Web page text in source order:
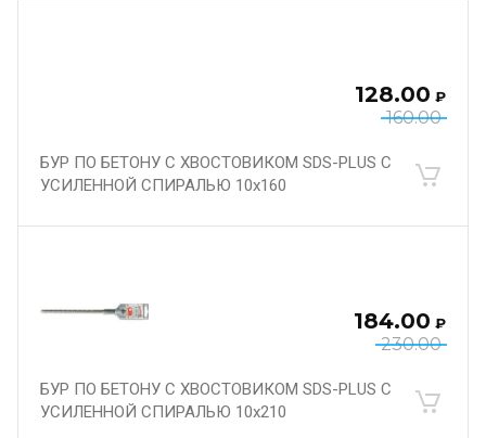
160.00
128.00 ₽
БУР ПО БЕТОНУ С ХВОСТОВИКОМ SDS-PLUS С
УСИЛЕННОЙ СПИРАЛЬЮ 10х160
230.00
184.00 ₽
БУР ПО БЕТОНУ С ХВОСТОВИКОМ SDS-PLUS С
УСИЛЕННОЙ СПИРАЛЬЮ 10х210